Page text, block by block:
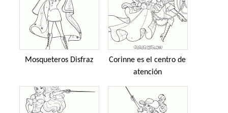
Mosqueteros Disfraz
Corinne es el centro de
atención